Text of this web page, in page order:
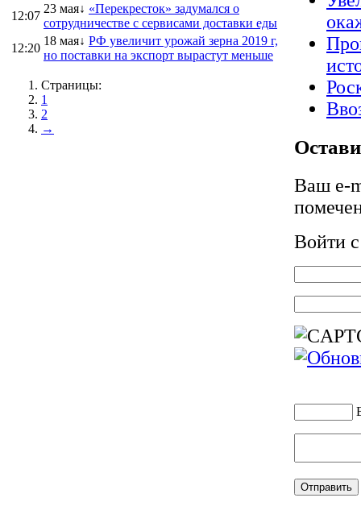
12:07
23 мая↓ «Перекресток» задумался о
сотрудничестве с сервисами доставки еды
12:20
18 мая↓ РФ увеличит урожай зерна 2019 г,
но поставки на экспорт вырастут меньше
Страницы:
1
2
→
Ваш e-
Войти